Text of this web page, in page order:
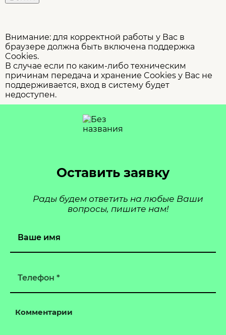
Внимание: для корректной работы у Вас в
браузере должна быть включена поддержка
Cookies.
В случае если по каким-либо техническим
причинам передача и хранение Cookies у Вас не
поддерживается, вход в систему будет
недоступен.
Оставить заявку
Рады будем ответить на любые Ваши
вопросы, пишите нам!